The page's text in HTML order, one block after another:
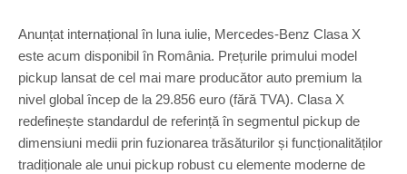
Anunțat internațional în luna iulie, Mercedes-Benz Clasa X
este acum disponibil în România. Prețurile primului model
pickup lansat de cel mai mare producător auto premium la
nivel global încep de la 29.856 euro (fără TVA). Clasa X
redefinește standardul de referință în segmentul pickup de
dimensiuni medii prin fuzionarea trăsăturilor și funcționalităților
tradiționale ale unui pickup robust cu elemente moderne de